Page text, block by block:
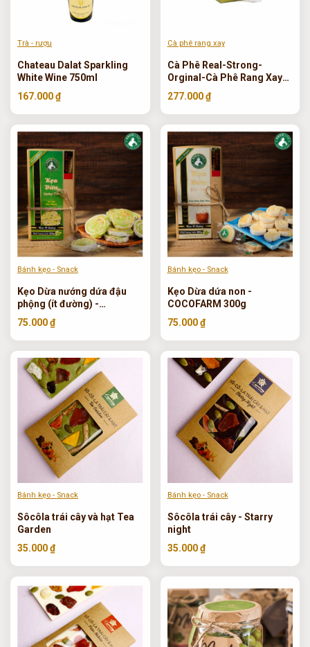
Trà - rượu
Chateau Dalat Sparkling
White Wine 750ml
167.000 ₫
Cà phê rang xay
Cà Phê Real-Strong-
Orginal-Cà Phê Rang Xay
hộp - MR.VIET 250g
277.000 ₫
Bánh kẹo - Snack
Kẹo Dừa nướng dứa đậu
phộng (ít đường) -
COCOFARM 300g
75.000 ₫
Bánh kẹo - Snack
Kẹo Dừa dứa non -
COCOFARM 300g
75.000 ₫
Bánh kẹo - Snack
Sôcôla trái cây và hạt Tea
Garden
35.000 ₫
Bánh kẹo - Snack
Sôcôla trái cây - Starry
night
35.000 ₫